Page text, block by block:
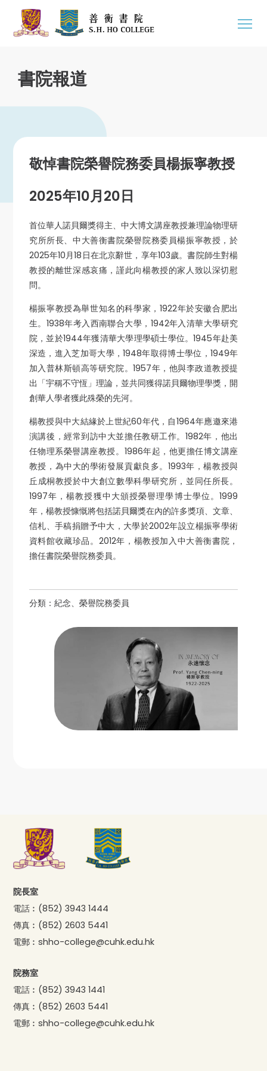
書院報道
敬悼書院榮譽院務委員楊振寧教授
2025年10月20日
首位華人諾貝爾獎得主、中大博文講座教授兼理論物理研
究所所長、中大善衡書院榮譽院務委員楊振寧教授，於
2025年10月18日在北京辭世，享年103歲。書院師生對楊
教授的離世深感哀痛，謹此向楊教授的家人致以深切慰
問。
楊振寧教授為舉世知名的科學家，1922年於安徽合肥出
生。1938年考入西南聯合大學，1942年入清華大學研究
院，並於1944年獲清華大學理學碩士學位。1945年赴美
深造，進入芝加哥大學，1948年取得博士學位，1949年
加入普林斯頓高等研究院。1957年，他與李政道教授提
出「宇稱不守恆」理論，並共同獲得諾貝爾物理學獎，開
創華人學者獲此殊榮的先河。
楊教授與中大結緣於上世紀60年代，自1964年應邀來港
演講後，經常到訪中大並擔任教研工作。1982年，他出
任物理系榮譽講座教授。1986年起，他更擔任博文講座
教授，為中大的學術發展貢獻良多。1993年，楊教授與
丘成桐教授於中大創立數學科學研究所，並同任所長。
1997年，楊教授獲中大頒授榮譽理學博士學位。1999
年，楊教授慷慨將包括諾貝爾獎在內的許多獎項、文章、
信札、手稿捐贈予中大，大學於2002年設立楊振寧學術
資料館收藏珍品。2012年，楊教授加入中大善衡書院，
擔任書院榮譽院務委員。
分類： 紀念、榮譽院務委員
院長室
電話︰ (852) 3943 1444
傳真︰ (852) 2603 5441
電郵︰shho-college@cuhk.edu.hk
院務室
電話︰ (852) 3943 1441
傳真︰ (852) 2603 5441
電郵︰shho-college@cuhk.edu.hk